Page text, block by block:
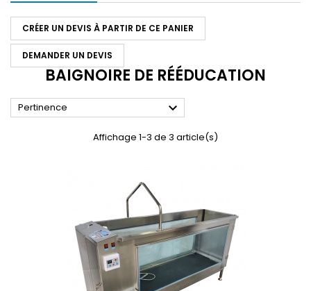
CRÉER UN DEVIS À PARTIR DE CE PANIER
DEMANDER UN DEVIS
BAIGNOIRE DE RÉÉDUCATION
Pertinence 
Affichage 1-3 de 3 article(s)